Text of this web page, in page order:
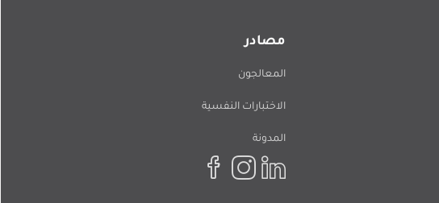
مصادر
المعالجون
الاختبارات النفسية
المدونة